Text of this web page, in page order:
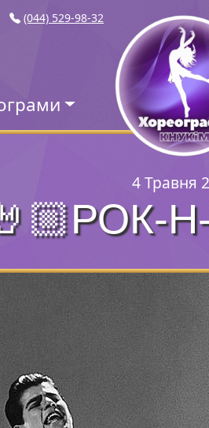
(044) 529-98-32
4 Травня